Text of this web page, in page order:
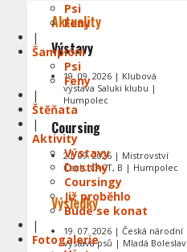
Psi
Feny
|
Šampióni
Psi
Feny
|
Štěňata
|
Aktivity
Výstavy
Dostihy
Coursingy
Již proběhlo
Bude se konat
|
Fotogalerie
Aktuality
Výstavy
19. 09. 2026 | Klubová
výstava Saluki klubu |
Humpolec
Coursing
20. 09. 2026 | Mistrovství
Čech, CACT, B | Humpolec
Výsledky
19. 07. 2026 | Česká národní
výstava psů | Mladá Boleslav